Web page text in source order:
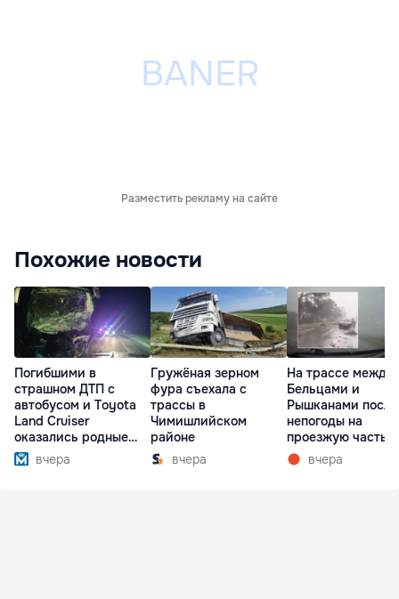
Разместить рекламу на сайте
Похожие новости
Погибшими в
страшном ДТП с
автобусом и Toyota
Land Cruiser
оказались родные
братьявчера
Гружёная зерном
фура съехала с
трассы в
Чимишлийском
районе
вчера
На трассе между
Бельцами и
Рышканами после
непогоды на
проезжую часть
упали деревья
вчера